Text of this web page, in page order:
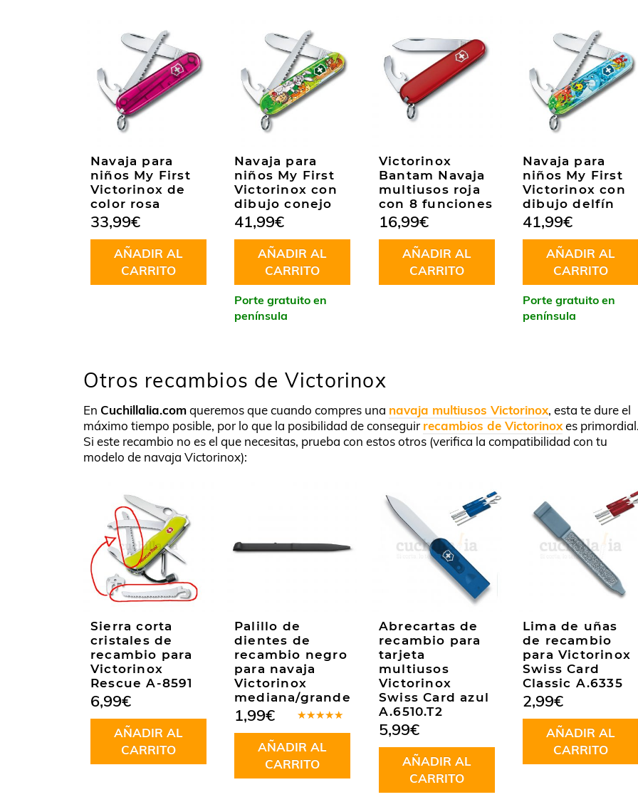
Navaja para
niños My First
Victorinox de
color rosa
33,99€
AÑADIR AL
CARRITO
Navaja para
niños My First
Victorinox con
dibujo conejo
41,99€
AÑADIR AL
CARRITO
Porte gratuito en
península
Victorinox
Bantam Navaja
multiusos roja
con 8 funciones
16,99€
AÑADIR AL
CARRITO
Navaja para
niños My First
Victorinox con
dibujo delfín
41,99€
AÑADIR AL
CARRITO
Porte gratuito en
península
Otros recambios de Victorinox
En Cuchillalia.comqueremos que cuando compres una navaja multiusos Victorinox, esta te dure el
máximo tiempo posible, por lo que la posibilidad de conseguir recambios de Victorinoxes primordial.
Si este recambio no es el que necesitas, prueba con estos otros (verifica la compatibilidad con tu
modelo de navaja Victorinox):
Sierra corta
cristales de
recambio para
Victorinox
Rescue A-8591
6,99€
AÑADIR AL
CARRITO
Palillo de
dientes de
recambio negro
para navaja
Victorinox
mediana/grande
en5.00de
5
1,99€
AÑADIR AL
CARRITO
Abrecartas de
recambio para
tarjeta
multiusos
Victorinox
Swiss Card azul
A.6510.T2
5,99€
AÑADIR AL
CARRITO
Lima de uñas
de recambio
para Victorinox
Swiss Card
Classic A.6335
2,99€
AÑADIR AL
CARRITO